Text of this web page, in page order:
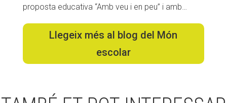
proposta educativa “Amb veu i en peu” i amb…
Llegeix més al blog del Món
escolar
Proposta educativa
ACTUALITAT
Notícies